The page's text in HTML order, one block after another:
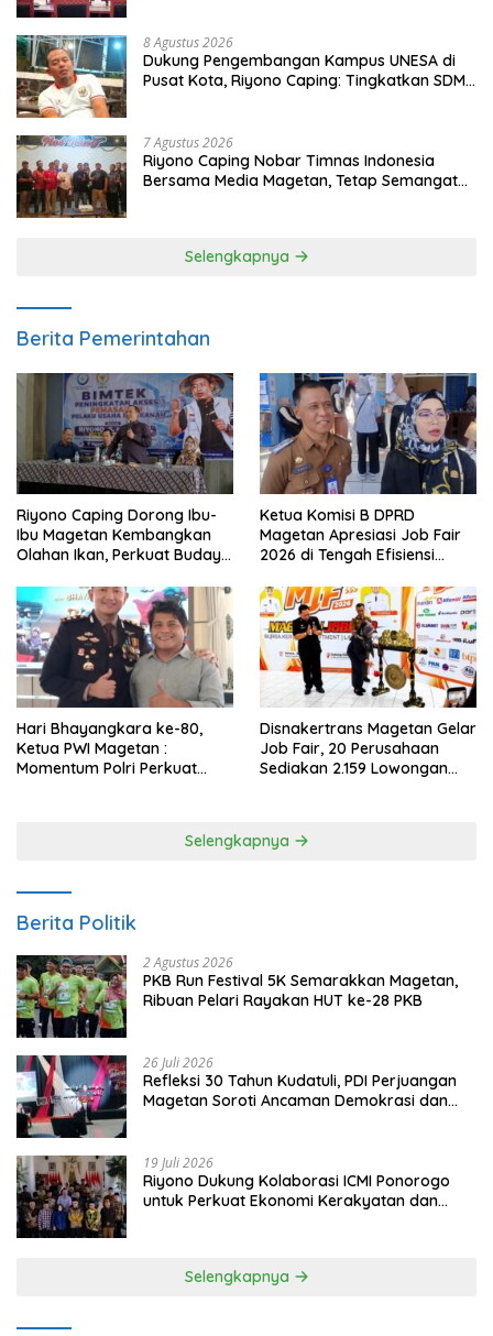
8 Agustus 2026
Dukung Pengembangan Kampus UNESA di
Pusat Kota, Riyono Caping: Tingkatkan SDM
7 Agustus 2026
Riyono Caping Nobar Timnas Indonesia
Bersama Media Magetan, Tetap Semangat
Selengkapnya
Berita Pemerintahan
Riyono Caping Dorong Ibu-
Ibu Magetan Kembangkan
Olahan Ikan, Perkuat Budaya
Ketua Komisi B DPRD
Magetan Apresiasi Job Fair
2026 di Tengah Efisiensi
Hari Bhayangkara ke-80,
Ketua PWI Magetan :
Momentum Polri Perkuat
Disnakertrans Magetan Gelar
Job Fair, 20 Perusahaan
Sediakan 2.159 Lowongan
Selengkapnya
Berita Politik
2 Agustus 2026
PKB Run Festival 5K Semarakkan Magetan,
Ribuan Pelari Rayakan HUT ke-28 PKB
26 Juli 2026
Refleksi 30 Tahun Kudatuli, PDI Perjuangan
Magetan Soroti Ancaman Demokrasi dan
19 Juli 2026
Riyono Dukung Kolaborasi ICMI Ponorogo
untuk Perkuat Ekonomi Kerakyatan dan
Selengkapnya